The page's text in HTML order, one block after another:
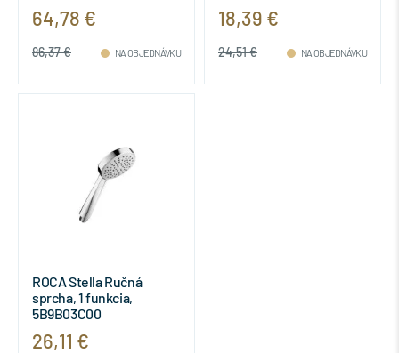
64,78 €
86,37 € NA OBJEDNÁVKU
18,39 €
24,51 € NA OBJEDNÁVKU
ROCA Stella Ručná
sprcha, 1 funkcia,
5B9B03C00
26,11 €